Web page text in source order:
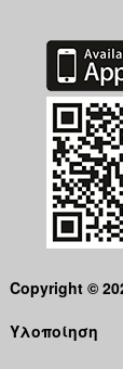
Copyright ©
Υλοποίηση